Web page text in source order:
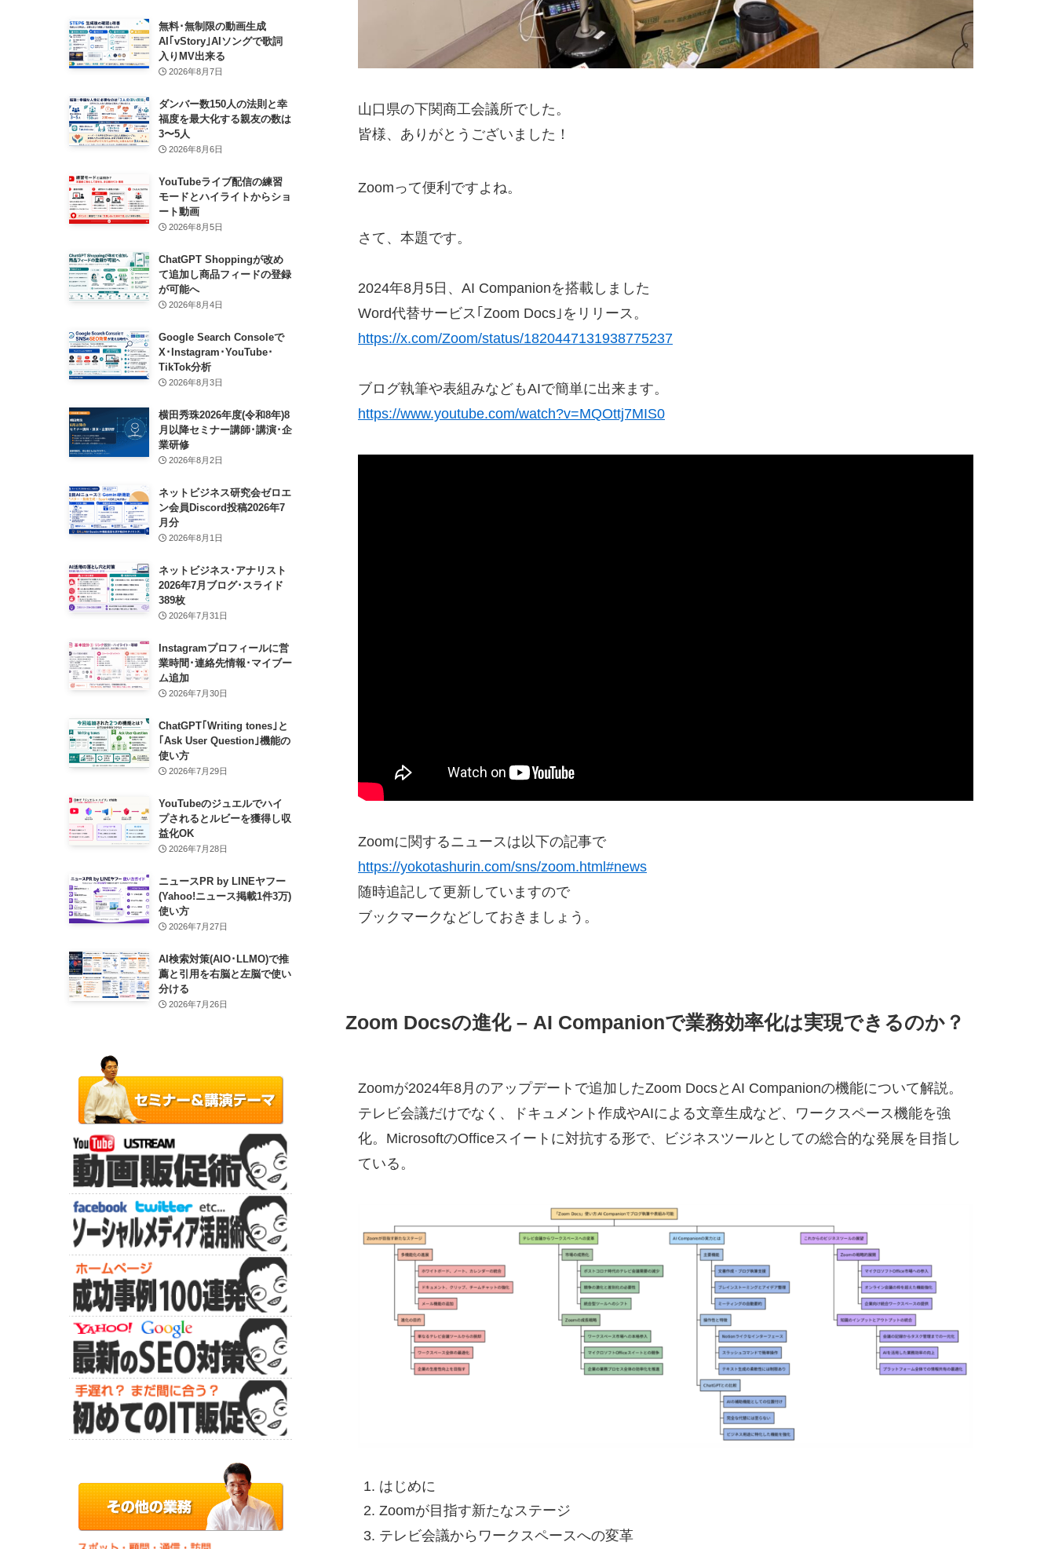
山口県の下関商工会議所でした。
皆様、ありがとうございました！
Zoomって便利ですよね。
さて、本題です。
2024年8月5日、AI Companionを搭載しました
Word代替サービス｢Zoom Docs｣をリリース。
https://x.com/Zoom/status/1820447131938775237
ブログ執筆や表組みなどもAIで簡単に出来ます。
https://www.youtube.com/watch?v=MQOttj7MIS0
Zoomに関するニュースは以下の記事で
https://yokotashurin.com/sns/zoom.html#news
随時追記して更新していますので
ブックマークなどしておきましょう。
Zoom Docsの進化 – AI Companionで業務効率化は実現できるのか？
Zoomが2024年8月のアップデートで追加したZoom DocsとAI Companionの機能について解説。
テレビ会議だけでなく、ドキュメント作成やAIによる文章生成など、ワークスペース機能を強
化。MicrosoftのOfficeスイートに対抗する形で、ビジネスツールとしての総合的な発展を目指し
ている。
はじめに
Zoomが目指す新たなステージ
テレビ会議からワークスペースへの変革
無料･無制限の動画生成
AI｢vStory｣AIソングで歌詞
入りMV出来る
2026年8月7日
ダンバー数150人の法則と幸
福度を最大化する親友の数は
3〜5人
2026年8月6日
YouTubeライブ配信の練習
モードとハイライトからショ
ート動画
2026年8月5日
ChatGPT Shoppingが改め
て追加し商品フィードの登録
が可能へ
2026年8月4日
Google Search Consoleで
X･Instagram･YouTube･
TikTok分析
2026年8月3日
横田秀珠2026年度(令和8年)8
月以降セミナー講師･講演･企
業研修
2026年8月2日
ネットビジネス研究会ゼロエ
ン会員Discord投稿2026年7
月分
2026年8月1日
ネットビジネス･アナリスト
2026年7月ブログ･スライド
389枚
2026年7月31日
Instagramプロフィールに営
業時間･連絡先情報･マイブー
ム追加
2026年7月30日
ChatGPT｢Writing tones｣と
｢Ask User Question｣機能の
使い方
2026年7月29日
YouTubeのジュエルでハイ
プされるとルビーを獲得し収
益化OK
2026年7月28日
ニュースPR by LINEヤフー
(Yahoo!ニュース掲載1件3万)
使い方
2026年7月27日
AI検索対策(AIO･LLMO)で推
薦と引用を右脳と左脳で使い
分ける
2026年7月26日